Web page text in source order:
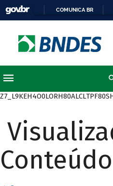
COMUNICA BR